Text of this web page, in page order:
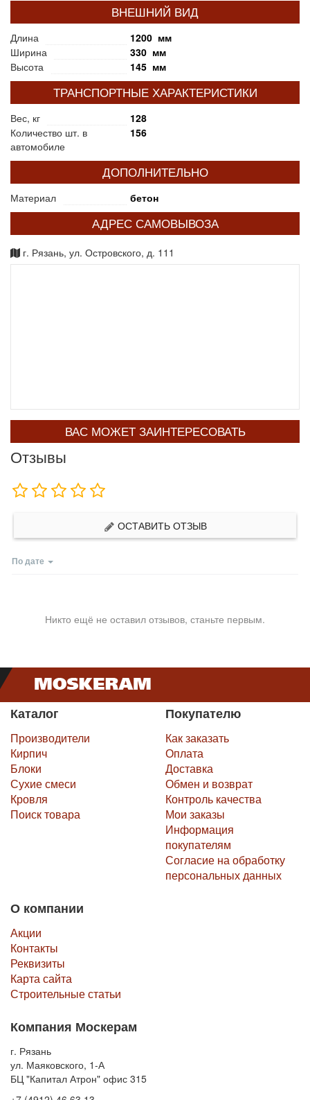
ВНЕШНИЙ ВИД
Длина
1200 мм
Ширина
330 мм
Высота
145 мм
ТРАНСПОРТНЫЕ ХАРАКТЕРИСТИКИ
Вес, кг
128
Количество шт. в
автомобиле
156
ДОПОЛНИТЕЛЬНО
Материал бетон
АДРЕС САМОВЫВОЗА
г. Рязань, ул. Островского, д. 111
ВАС МОЖЕТ ЗАИНТЕРЕСОВАТЬ
Отзывы
ОСТАВИТЬ ОТЗЫВ
По дате
Никто ещё не оставил отзывов, станьте первым.
Каталог
Производители
Кирпич
Блоки
Сухие смеси
Кровля
Поиск товара
Покупателю
Как заказать
Оплата
Доставка
Обмен и возврат
Контроль качества
Мои заказы
Информация
покупателям
Согласие на обработку
персональных данных
О компании
Акции
Контакты
Реквизиты
Карта сайта
Строительные статьи
Компания Москерам
г. Рязань
ул. Маяковского, 1-А
БЦ "Капитал Атрон" офис 315